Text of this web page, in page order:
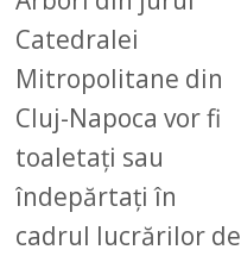
Catedralei
Mitropolitane din
Cluj-Napoca vor fi
toaletați sau
îndepărtați în
cadrul lucrărilor de